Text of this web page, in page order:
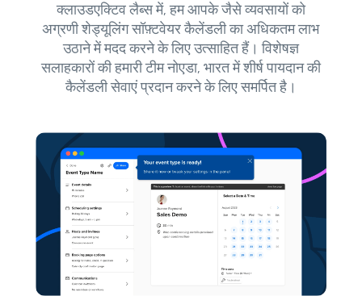
क्लाउडएक्टिव लैब्स में, हम आपके जैसे व्यवसायों को
अग्रणी शेड्यूलिंग सॉफ़्टवेयर कैलेंडली का अधिकतम लाभ
उठाने में मदद करने के लिए उत्साहित हैं। विशेषज्ञ
सलाहकारों की हमारी टीम नोएडा, भारत में शीर्ष पायदान की
कैलेंडली सेवाएं प्रदान करने के लिए समर्पित है।